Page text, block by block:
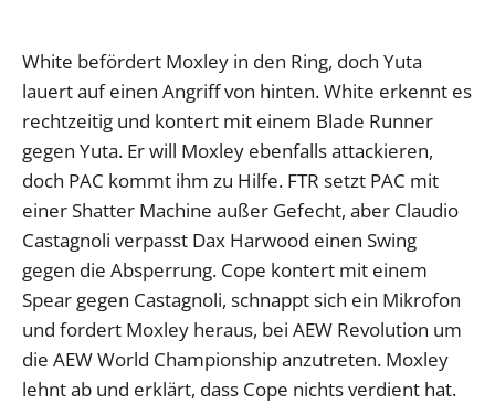
White befördert Moxley in den Ring, doch Yuta
lauert auf einen Angriff von hinten. White erkennt es
rechtzeitig und kontert mit einem Blade Runner
gegen Yuta. Er will Moxley ebenfalls attackieren,
doch PAC kommt ihm zu Hilfe. FTR setzt PAC mit
einer Shatter Machine außer Gefecht, aber Claudio
Castagnoli verpasst Dax Harwood einen Swing
gegen die Absperrung. Cope kontert mit einem
Spear gegen Castagnoli, schnappt sich ein Mikrofon
und fordert Moxley heraus, bei AEW Revolution um
die AEW World Championship anzutreten. Moxley
lehnt ab und erklärt, dass Cope nichts verdient hat.